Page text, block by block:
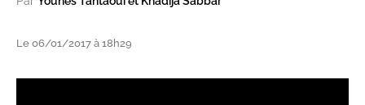
Le 06/01/2017 à 18h29